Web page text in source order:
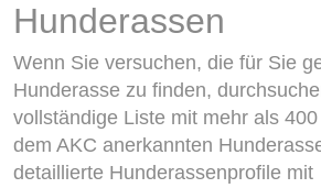
Hunderassen
Wenn Sie versuchen, die für Sie
Hunderasse zu finden,
vollständige Liste mit mehr als
dem AKC anerkannten
detaillierte Hunderassenprofile mit